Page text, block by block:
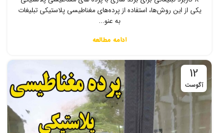
یکی از این روش‌ها، استفاده از پرده‌های مغناطیسی پلاستیکی تبلیغات
به عنو...
ادامه مطالعه
12
آگوست